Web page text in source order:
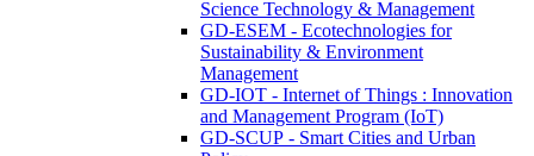
Science Technology & Management
GD-ESEM - Ecotechnologies for
Sustainability & Environment
Management
GD-IOT - Internet of Things : Innovation
and Management Program (IoT)
GD-SCUP - Smart Cities and Urban